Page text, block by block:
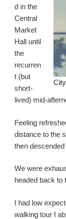
d in the
Central
Market
Hall until
the
recurren
t (but
short-
lived) mid-
Feeling
distance to the
then
We were
headed back to
I had low
walking tour I